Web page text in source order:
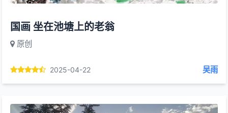
国画 坐在池塘上的老翁
原创
2025-04-22 吴雨